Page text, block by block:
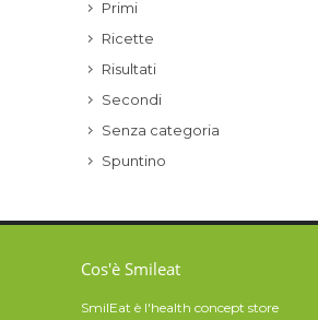
Primi
Ricette
Risultati
Secondi
Senza categoria
Spuntino
Cos'è Smileat
SmilEat è l'health concept store